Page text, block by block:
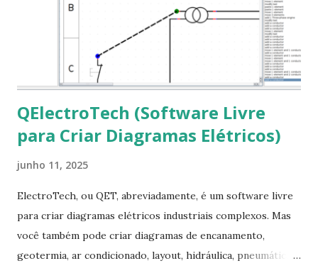
fontes Times New Roman, Arial estão instaladas. Caso
ocorra algum erro ou precisa reinstalar, execute: $ sudo
apt-get install --reinstall ttf-mscorefonts-installer
QElectroTech (Software Livre
para Criar Diagramas Elétricos)
junho 11, 2025
ElectroTech, ou QET, abreviadamente, é um software livre
para criar diagramas elétricos industriais complexos. Mas
você também pode criar diagramas de encanamento,
geotermia, ar condicionado, layout, hidráulica, pneumática,